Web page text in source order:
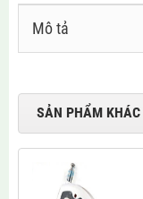
Mô tả
SẢN PHẨM KHÁC